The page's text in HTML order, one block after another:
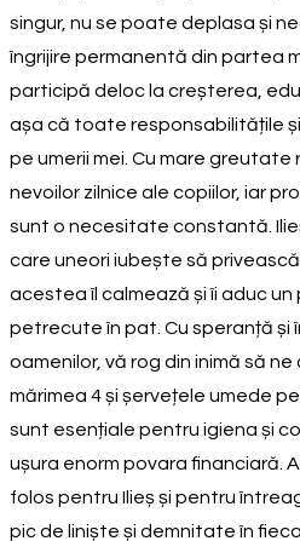
singur, nu se poate deplasa și
îngrijire permanentă din partea
participă deloc la creșterea,
așa că toate responsabilitățile
pe umerii mei. Cu mare
nevoilor zilnice ale copiilor, iar
sunt o necesitate constantă.
care uneori iubește să
acestea îl calmează și îi aduc un
petrecute în pat. Cu speranță și
oamenilor, vă rog din inimă să
mărimea 4 și șervețele umede
sunt esențiale pentru igiena și
ușura enorm povara financiară.
folos pentru Ilieș și pentru
pic de liniște și demnitate în